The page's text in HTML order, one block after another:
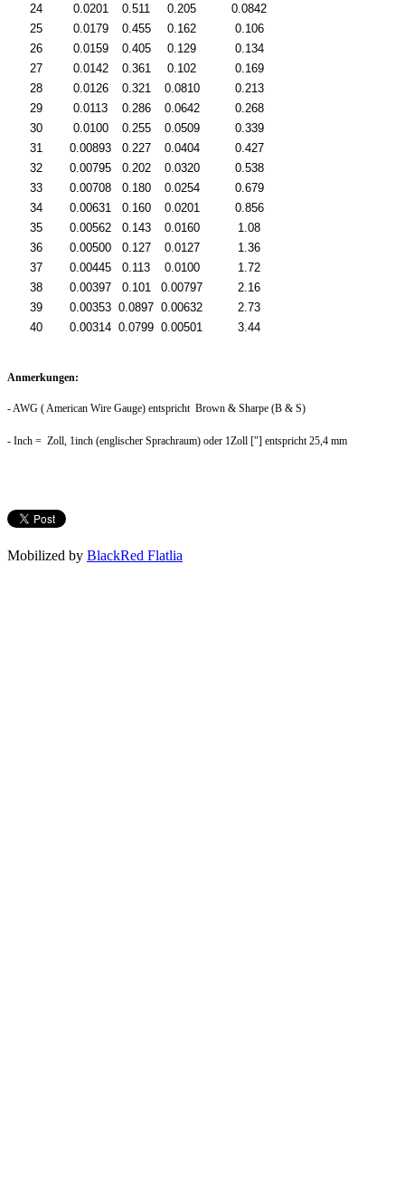
24
0.0201 0.511 0.205
0.0842
25
0.0179 0.455 0.162
0.106
26
0.0159 0.405 0.129
0.134
27
0.0142 0.361 0.102
0.169
28
0.0126 0.321 0.0810
0.213
29
0.0113 0.286 0.0642
0.268
30
0.0100 0.255 0.0509
0.339
31
0.00893 0.227 0.0404
0.427
32
0.00795 0.202 0.0320
0.538
33
0.00708 0.180 0.0254
0.679
34
0.00631 0.160 0.0201
0.856
35
0.00562 0.143 0.0160
1.08
36
0.00500 0.127 0.0127
1.36
37
0.00445 0.113 0.0100
1.72
38
0.00397 0.101 0.00797
2.16
39
0.00353 0.0897 0.00632
2.73
40
0.00314 0.0799 0.00501 3.44
Anmerkungen:
- AWG ( American Wire Gauge) entspricht Brown & Sharpe (B & S)
- Inch = Zoll, 1inch (englischer Sprachraum) oder 1Zoll ["] entspricht 25,4 mm
Mobilized by BlackRed Flatlia